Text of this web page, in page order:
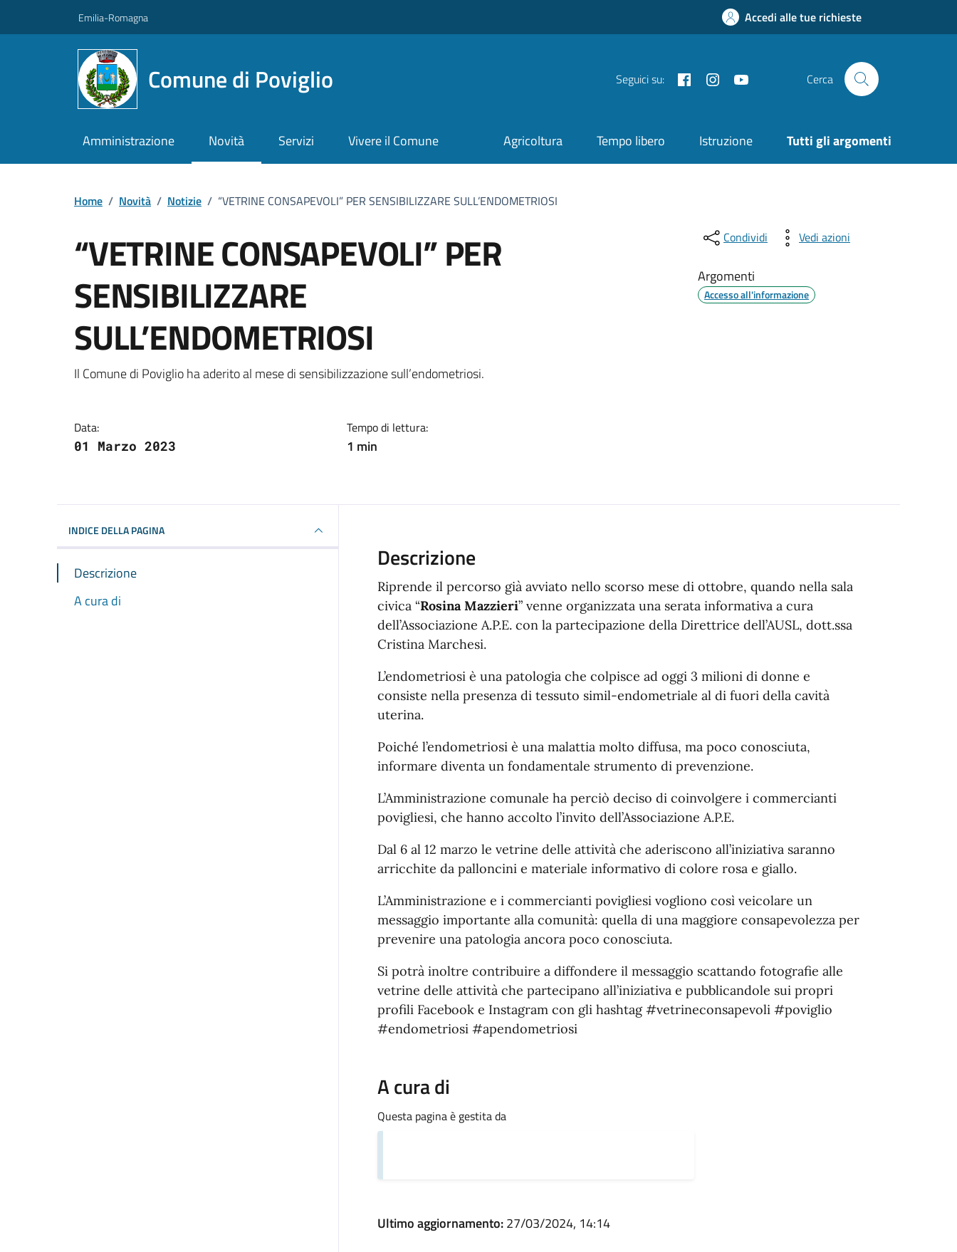
Emilia-Romagna Accedi alle tue richieste
Comune di Poviglio Seguici su: FacebookInstagram Cerca
Amministrazione Novità Servizi Vivere il Comune Agricoltura Tempo libero Istruzione Tutti gli argomenti
Home / Novità / Notizie / “VETRINE CONSAPEVOLI” PER SENSIBILIZZARE SULL’ENDOMETRIOSI
“VETRINE CONSAPEVOLI” PER
SENSIBILIZZARE
SULL’ENDOMETRIOSI
Dettagli della notizia
Il Comune di Poviglio ha aderito al mese di sensibilizzazione sull’endometriosi.
Data:
01 Marzo 2023
Tempo di lettura:
1 min
Condividi Vedi azioni
Argomenti
Accesso all'informazione
INDICE DELLA PAGINA
Descrizione
A cura di
Descrizione
Riprende il percorso già avviato nello scorso mese di ottobre, quando nella sala
civica “Rosina Mazzieri” venne organizzata una serata informativa a cura
dell’Associazione A.P.E. con la partecipazione della Direttrice dell’AUSL, dott.ssa
Cristina Marchesi.
L’endometriosi è una patologia che colpisce ad oggi 3 milioni di donne e
consiste nella presenza di tessuto simil-endometriale al di fuori della cavità
uterina.
Poiché l’endometriosi è una malattia molto diffusa, ma poco conosciuta,
informare diventa un fondamentale strumento di prevenzione.
L’Amministrazione comunale ha perciò deciso di coinvolgere i commercianti
povigliesi, che hanno accolto l’invito dell’Associazione A.P.E.
Dal 6 al 12 marzo le vetrine delle attività che aderiscono all’iniziativa saranno
arricchite da palloncini e materiale informativo di colore rosa e giallo.
L’Amministrazione e i commercianti povigliesi vogliono così veicolare un
messaggio importante alla comunità: quella di una maggiore consapevolezza per
prevenire una patologia ancora poco conosciuta.
Si potrà inoltre contribuire a diffondere il messaggio scattando fotografie alle
vetrine delle attività che partecipano all’iniziativa e pubblicandole sui propri
profili Facebook e Instagram con gli hashtag #vetrineconsapevoli #poviglio
#endometriosi #apendometriosi
A cura di
Questa pagina è gestita da
Ultimo aggiornamento:27/03/2024, 14:14